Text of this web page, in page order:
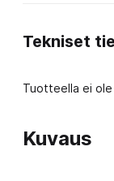
Kuvaus
Tekniset
Tuotteella ei